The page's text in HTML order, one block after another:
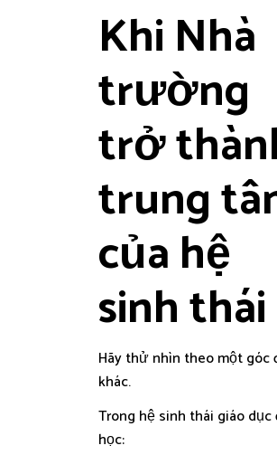
Khi Nhà
trường
trở
trung
của hệ
sinh thái
Hãy thử nhìn theo một góc
khác.
Trong hệ sinh thái giáo dục
học: